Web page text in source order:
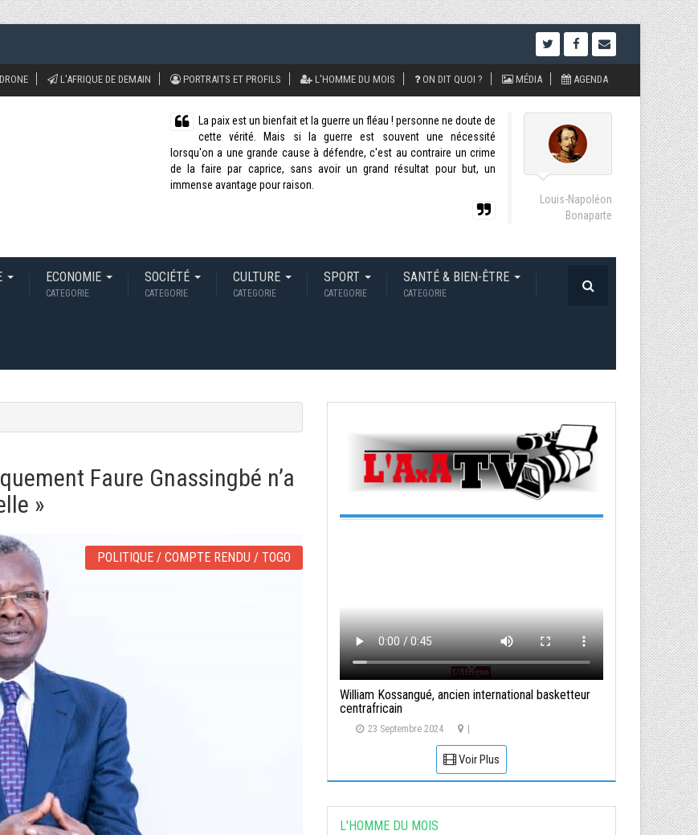
DRONE L'AFRIQUE DE DEMAIN PORTRAITS ET PROFILS L'HOMME DU MOIS ON DIT QUOI ? MÉDIA AGENDA
La paix est un bienfait et la guerre un fléau ! personne ne doute de
cette vérité. Mais si la guerre est souvent une nécessité
lorsqu'on a une grande cause à défendre, c'est au contraire un crime
de la faire par caprice, sans avoir un grand résultat pour but, un
immense avantage pour raison.
Louis-Napoléon
Bonaparte
ECONOMIE
CATEGORIE
SOCIÉTÉ
CATEGORIE
CULTURE
CATEGORIE
SPORT
CATEGORIE
SANTÉ & BIEN-ÊTRE
CATEGORIE
Faure Gnassingbé n’a
»
POLITIQUE / COMPTE RENDU / TOGO
William Kossangué, ancien international basketteur
centrafricain
23 Septembre 2024
Voir Plus
L'HOMME DU MOIS